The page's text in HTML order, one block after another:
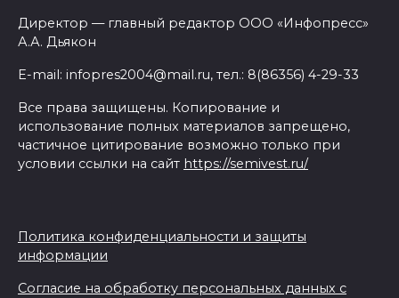
Директор — главный редактор ООО «Инфопресс»
А.А. Дьякон
E-mail: infopres2004@mail.ru, тел.: 8(86356) 4-29-33
Все права защищены. Копирование и
использование полных материалов запрещено,
частичное цитирование возможно только при
условии ссылки на сайт https://semivest.ru/
Политика конфиденциальности и защиты
информации
Согласие на обработку персональных данных с